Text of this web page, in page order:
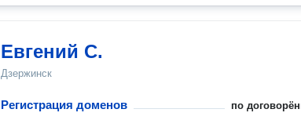
Евгений С.
Дзержинск
Регистрация доменов по